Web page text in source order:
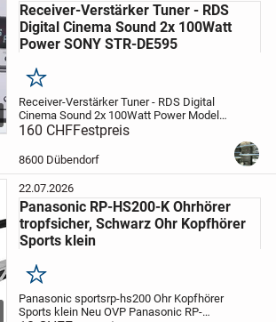
Receiver-Verstärker Tuner - RDS
Digital Cinema Sound 2x 100Watt
Power SONY STR-DE595
Merken
Receiver-Verstärker Tuner - RDS Digital
Cinema Sound 2x 100Watt Power Modell:
STR -DE 595 Serie NR: 5536545
inkl. Fernbedienung
Zubehör Funktionstest guter...
160 CHFFestpreis
8600 Dübendorf
22.07.2026
Panasonic RP-HS200-K Ohrhörer
tropfsicher, Schwarz Ohr Kopfhörer
Sports klein
Merken
Panasonic sportsrp-hs200 Ohr Kopfhörer
Sports klein Neu OVP Panasonic RP-